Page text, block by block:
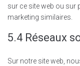
sur ce site web ou sur
marketing similaires.
5.4 Réseaux
Sur notre site web,